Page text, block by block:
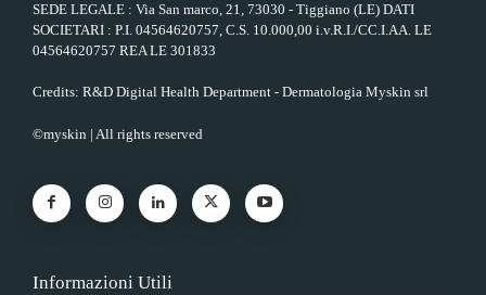
SEDE LEGALE : Via San marco, 21, 73030 - Tiggiano (LE) DATI
SOCIETARI : P.I. 04564620757, C.S. 10.000,00 i.v.R.I./CC.I.AA. LE
04564620757 REA LE 301833
Credits: R&D Digital Health Department - Dermatologia Myskin srl
©myskin | All rights reserved
Informazioni Utili